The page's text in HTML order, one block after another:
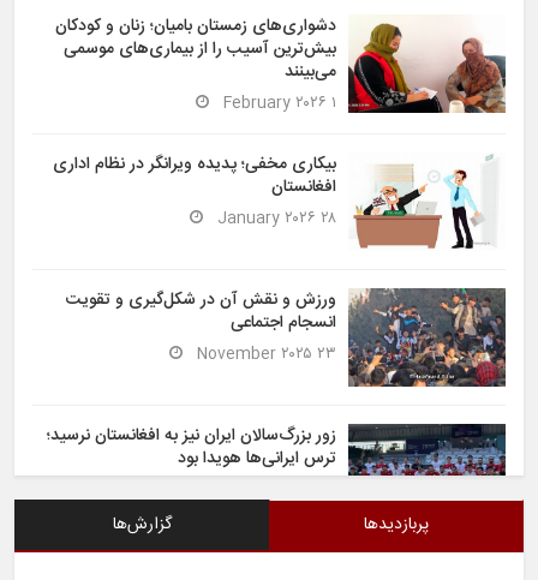
دشواری‌های زمستان بامیان؛ زنان و کودکان
بیش‌ترین آسیب را از بیماری‌های موسمی
می‌بینند
۱ February ۲۰۲۶
بیکاری مخفی؛ پدیده ویرانگر در نظام اداری
افغانستان
۲۸ January ۲۰۲۶
ورزش و نقش آن در شکل‌گیری و تقویت
انسجام اجتماعی
۲۳ November ۲۰۲۵
زور بزرگ‌سالان ایران نیز به افغانستان نرسید؛
ترس ایرانی‌ها هویدا بود
پربازدیدها گزارش‌ها